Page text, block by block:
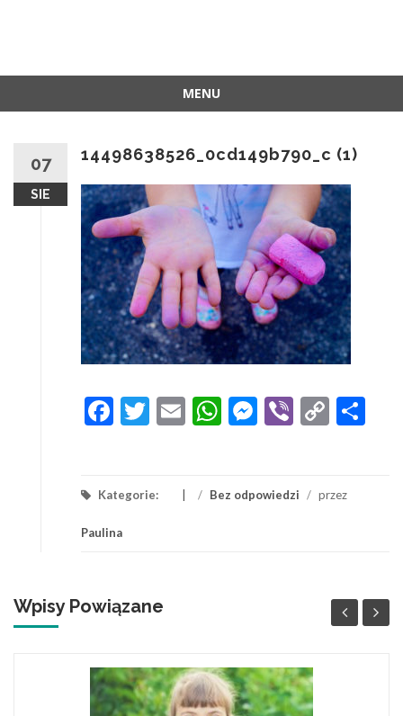
MENU
07
SIE
14498638526_0cd149b790_c (1)
Facebook
Twitter
EmailWhatsApp
Messenger
Viber
Copy
Kategorie: / Bez odpowiedzi / przez
Paulina
Wpisy Powiązane